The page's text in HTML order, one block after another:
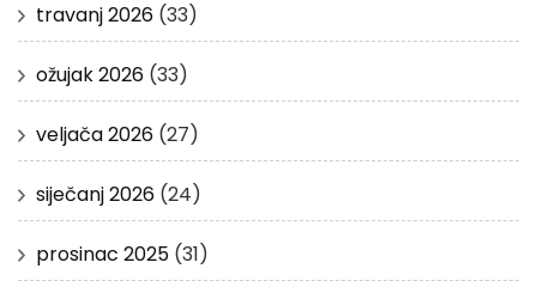
travanj 2026 (33)
ožujak 2026 (33)
veljača 2026 (27)
siječanj 2026 (24)
prosinac 2025 (31)